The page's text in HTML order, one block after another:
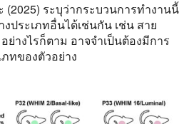
ระบุว่ากระบวนการทำงานนี้
ประเภทอื่นได้เช่นกัน เช่น สาย
ย่างไรก็ตาม อาจจำเป็นต้องมีการ
ทของตัวอย่าง